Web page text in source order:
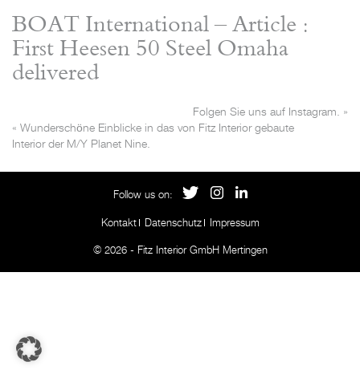
BOAT International – Article :
First Heesen 50 Steel Omaha
delivered
Folgen Sie uns auf Instagram.
»
« Wunderschöne Einblicke in das von Fitz Interior gebaute
Interior der M/Y Planet Nine.
Follow us on:
Kontakt Datenschutz Impressum
© 2026 - Fitz Interior GmbH Mertingen